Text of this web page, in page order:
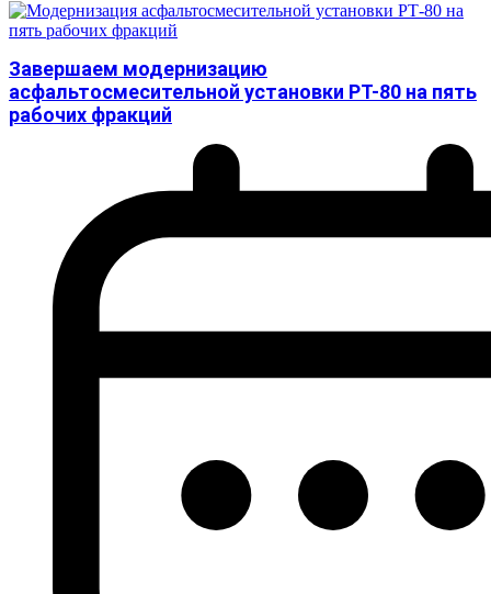
Завершаем модернизацию
асфальтосмесительной установки РТ-80 на пять
рабочих фракций